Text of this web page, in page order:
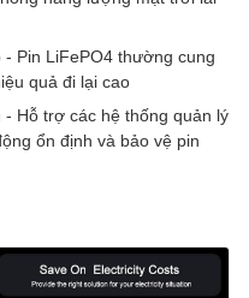
Pin LiFePO4 thường cung
quả đi lại cao
Hỗ trợ các hệ thống quản lý
ổn định và bảo vệ pin